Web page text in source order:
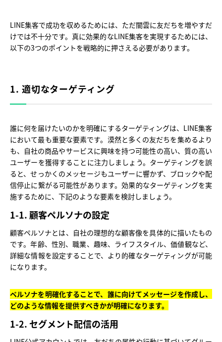
LINE集客で成功を収めるためには、ただ闇雲に友だちを増やすだ
けでは不十分です。真に効果的なLINE集客を実現するためには、
以下の3つのポイントを戦略的に押さえる必要があります。
1. 適切なターゲティング
誰に何を届けたいのかを明確にするターゲティングは、LINE集客
において最も重要な要素です。漠然と多くの友だちを集めるより
も、自社の商品やサービスに興味を持つ可能性の高い、質の高い
ユーザーを獲得することに注力しましょう。ターゲティングを誤
ると、せっかくのメッセージもユーザーに響かず、ブロックや配
信停止に繋がる可能性があります。効果的なターゲティングを実
施するために、下記のような要素を検討しましょう。
1-1. 顧客ペルソナの設定
顧客ペルソナとは、自社の理想的な顧客像を具体的に描いたもの
です。年齢、性別、職業、趣味、ライフスタイル、価値観など、
詳細な情報を設定することで、より的確なターゲティングが可能
になります。
ペルソナを明確化することで、誰に向けてメッセージを作成し、
どのような情報を提供すべきかが明確になります。
1-2. セグメント配信の活用